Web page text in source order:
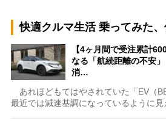
快適クルマ生活 乗ってみた
【4ヶ月間で受注累計
なる「航続距離の不安
消…
あれほどもてはやされていた「EV（
最近では減速基調になっているように